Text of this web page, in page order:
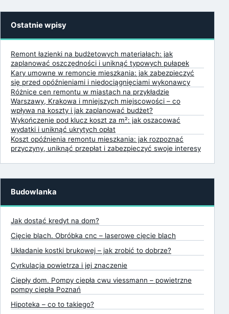
Ostatnie wpisy
Remont łazienki na budżetowych materiałach: jak
zaplanować oszczędności i uniknąć typowych pułapek
Kary umowne w remoncie mieszkania: jak zabezpieczyć
się przed opóźnieniami i niedociągnięciami wykonawcy
Różnice cen remontu w miastach na przykładzie
Warszawy, Krakowa i mniejszych miejscowości – co
wpływa na koszty i jak zaplanować budżet?
Wykończenie pod klucz koszt za m²: jak oszacować
wydatki i uniknąć ukrytych opłat
Koszt opóźnienia remontu mieszkania: jak rozpoznać
przyczyny, uniknąć przepłat i zabezpieczyć swoje interesy
Budowlanka
Jak dostać kredyt na dom?
Cięcie blach. Obróbka cnc – laserowe cięcie blach
Układanie kostki brukowej – jak zrobić to dobrze?
Cyrkulacja powietrza i jej znaczenie
Ciepły dom. Pompy ciepła cwu viessmann – powietrzne
pompy ciepła Poznań
Hipoteka – co to takiego?